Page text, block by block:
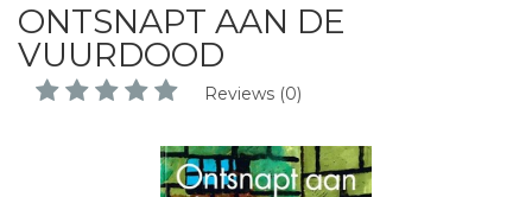
ONTSNAPT AAN DE
VUURDOOD
Reviews (0)